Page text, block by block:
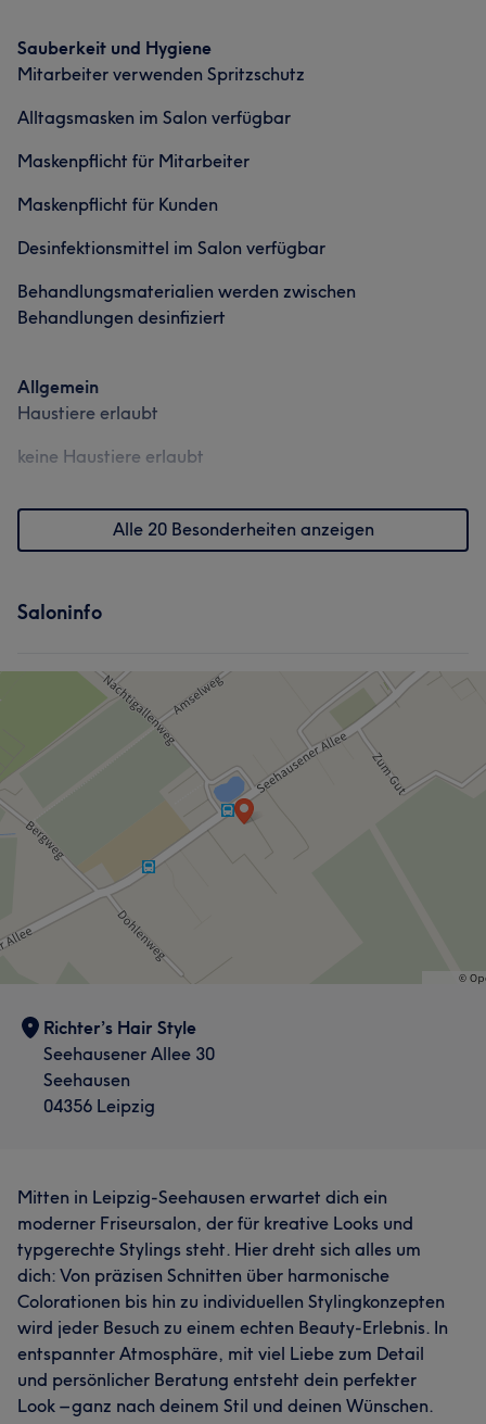
Was unsere Kunden über Nikki- sagen
Kompetent
Sympathisch 9
Sauberkeit und Hygiene
Mitarbeiter verwenden Spritzschutz
Alltagsmasken im Salon verfügbar
Maskenpflicht für Mitarbeiter
Maskenpflicht für Kunden
Desinfektionsmittel im Salon verfügbar
Behandlungsmaterialien werden zwischen
Behandlungen desinfiziert
Allgemein
Haustiere erlaubt
keine Haustiere erlaubt
Alle 20 Besonderheiten anzeigen
Saloninfo
Richter’s Hair Style
Seehausener Allee 30
Seehausen
04356 Leipzig
Mitten in Leipzig-Seehausen erwartet dich ein
moderner Friseursalon, der für kreative Looks und
typgerechte Stylings steht. Hier dreht sich alles um
dich: Von präzisen Schnitten über harmonische
Colorationen bis hin zu individuellen Stylingkonzepten
wird jeder Besuch zu einem echten Beauty-Erlebnis. In
entspannter Atmosphäre, mit viel Liebe zum Detail
und persönlicher Beratung entsteht dein perfekter
Look – ganz nach deinem Stil und deinen Wünschen.